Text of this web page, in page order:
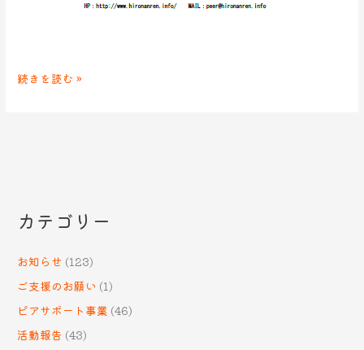
続きを読む »
カテゴリー
お知らせ (123)
ご支援のお願い (1)
ピアサポート事業 (46)
活動報告 (43)